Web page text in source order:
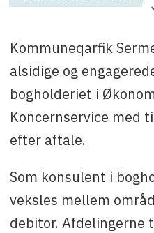
Kontakt: Mariane
eller e-mail:
Kommuneqarfik
alsidige og
bogholderiet i
Koncernservice med
efter aftale.
Som konsulent i
veksles mellem
debitor. Afdelingerne